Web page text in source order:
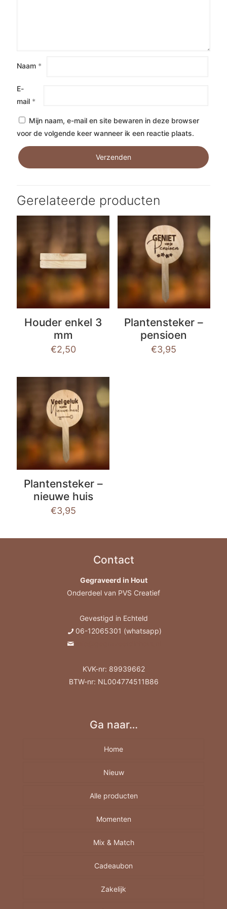
Naam *
E-
mail *
Mijn naam, e-mail en site bewaren in deze browser
voor de volgende keer wanneer ik een reactie plaats.
Gerelateerde producten
Houder enkel 3
mm
€2,50
Plantensteker –
pensioen
€3,95
Plantensteker –
nieuwe huis
€3,95
Contact
Gegraveerd in Hout
Onderdeel van PVS Creatief
Gevestigd in Echteld
06-12065301 (whatsapp)
KVK-nr: 89939662
BTW-nr: NL004774511B86
Ga naar…
Home
Nieuw
Alle producten
Borrelplank
Berkenhout A4-A5-A6
Cadeautjes
Decoratie/Wonen
Momenten
Feestdagen
Moederdag
Vaderdag
Juf/Meester
Bedankt
Mix & Match
Mine
Sint
Cadeaubon
Zakelijk